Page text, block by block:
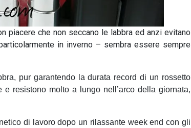
piacere che non seccano le labbra ed anzi evitano
in inverno – sembra essere sempre
pur garantendo la durata record di un rossetto
resistono molto a lungo nell’arco della giornata,
di lavoro dopo un rilassante week end con gli